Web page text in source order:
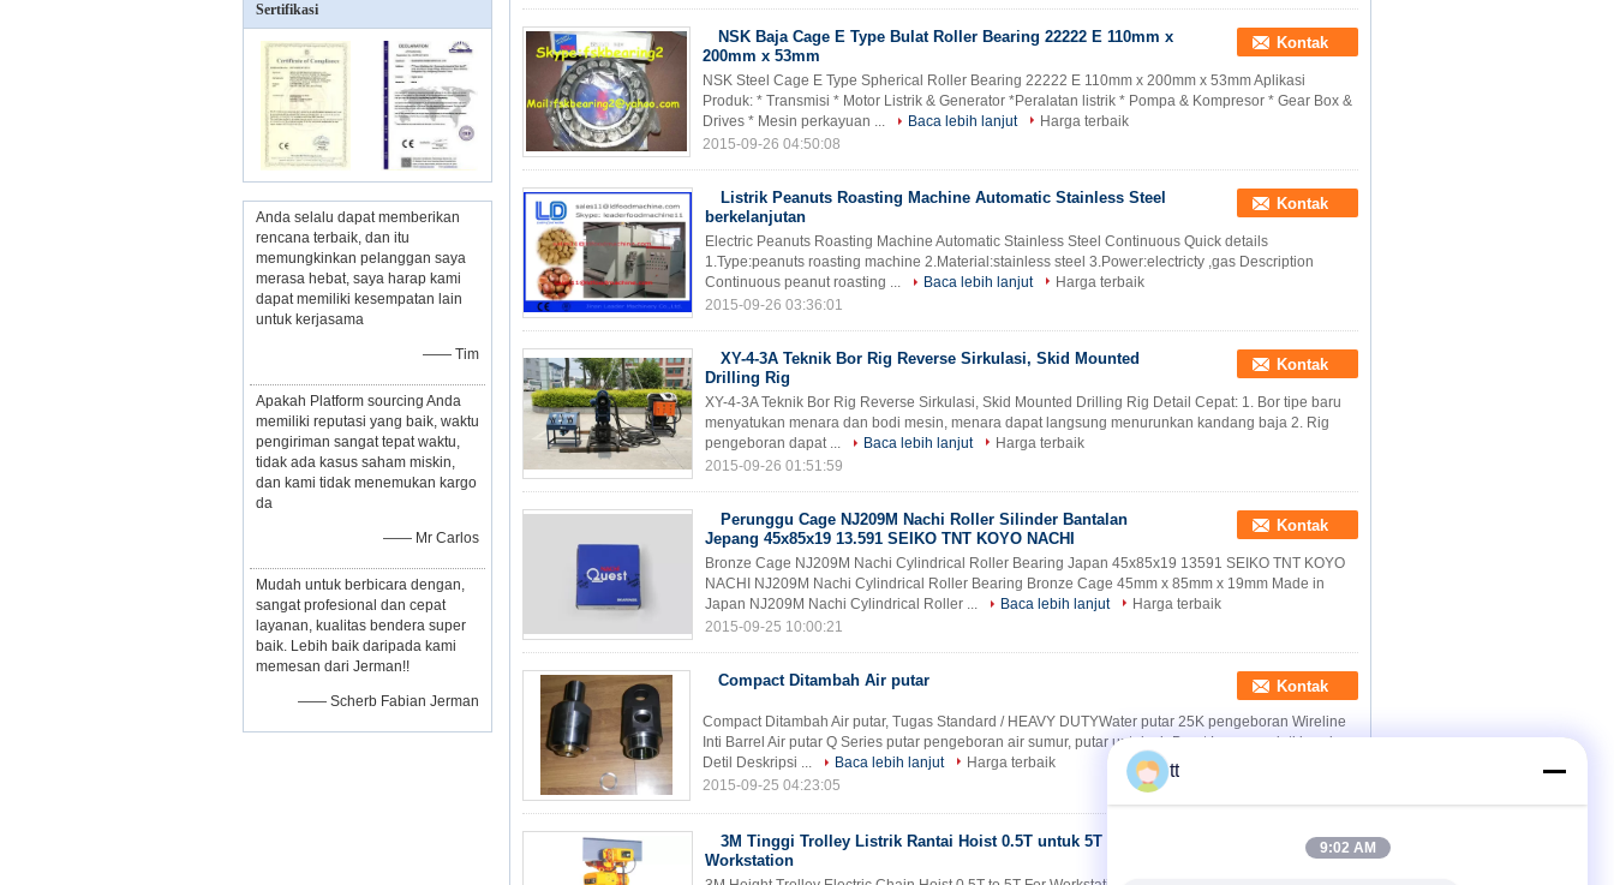
Sertifikasi
Anda selalu dapat memberikan
rencana terbaik, dan itu
memungkinkan pelanggan saya
merasa hebat, saya harap kami
dapat memiliki kesempatan lain
untuk kerjasama
—— Tim
Apakah Platform sourcing Anda
memiliki reputasi yang baik, waktu
pengiriman sangat tepat waktu,
tidak ada kasus saham miskin,
dan kami tidak menemukan kargo
da
—— Mr Carlos
Mudah untuk berbicara dengan,
sangat profesional dan cepat
layanan, kualitas bendera super
baik. Lebih baik daripada kami
memesan dari Jerman!!
—— Scherb Fabian Jerman
NSK Baja Cage E Type Bulat Roller Bearing 22222 E 110mm x
200mm x 53mm
Kontak
NSK Steel Cage E Type Spherical Roller Bearing 22222 E 110mm x 200mm x 53mm Aplikasi
Produk: * Transmisi * Motor Listrik & Generator *Peralatan listrik * Pompa & Kompresor * Gear Box &
Drives * Mesin perkayuan ...
Baca lebih lanjut
Harga terbaik
2015-09-26 04:50:08
Listrik Peanuts Roasting Machine Automatic Stainless Steel
berkelanjutan
Kontak
Electric Peanuts Roasting Machine Automatic Stainless Steel Continuous Quick details
1.Type:peanuts roasting machine 2.Material:stainless steel 3.Power:electricty ,gas Description
Continuous peanut roasting ...
Baca lebih lanjut
Harga terbaik
2015-09-26 03:36:01
XY-4-3A Teknik Bor Rig Reverse Sirkulasi, Skid Mounted
Drilling Rig
Kontak
XY-4-3A Teknik Bor Rig Reverse Sirkulasi, Skid Mounted Drilling Rig Detail Cepat: 1. Bor tipe baru
menyatukan menara dan bodi mesin, menara dapat langsung menurunkan kandang baja 2. Rig
pengeboran dapat ...
Baca lebih lanjut
Harga terbaik
2015-09-26 01:51:59
Perunggu Cage NJ209M Nachi Roller Silinder Bantalan
Jepang 45x85x19 13.591 SEIKO TNT KOYO NACHI
Kontak
Bronze Cage NJ209M Nachi Cylindrical Roller Bearing Japan 45x85x19 13591 SEIKO TNT KOYO
NACHI NJ209M Nachi Cylindrical Roller Bearing Bronze Cage 45mm x 85mm x 19mm Made in
Japan NJ209M Nachi Cylindrical Roller ...
Baca lebih lanjut
Harga terbaik
2015-09-25 10:00:21
Compact Ditambah Air putar Kontak
Compact Ditambah Air putar, Tugas Standard / HEAVY DUTYWater putar 25K pengeboran Wireline
Inti Barrel Air putar Q Series putar pengeboran air sumur, putar untuk air Boart Longyear inti barel
Detil Deskripsi ...
Baca lebih lanjut
Harga terbaik
2015-09-25 04:23:05
3M Tinggi Trolley Listrik Rantai Hoist 0.5T untuk 5T Untuk
Workstation
Kontak
tt
9:02 AM